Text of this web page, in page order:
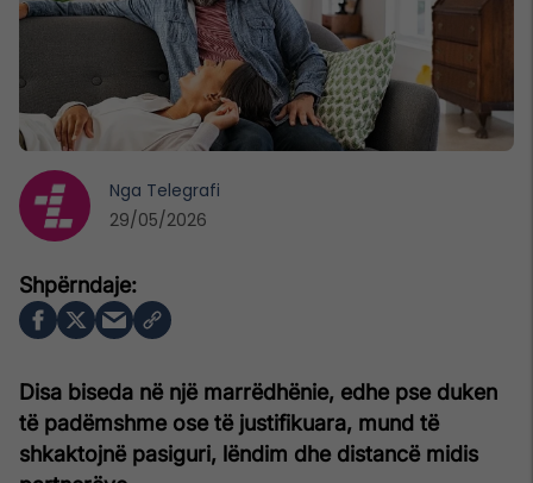
Disa biseda në një marrëdhënie, edhe pse duken
të padëmshme ose të justifikuara, mund të
shkaktojnë pasiguri, lëndim dhe distancë midis
Nga Telegrafi
29/05/2026